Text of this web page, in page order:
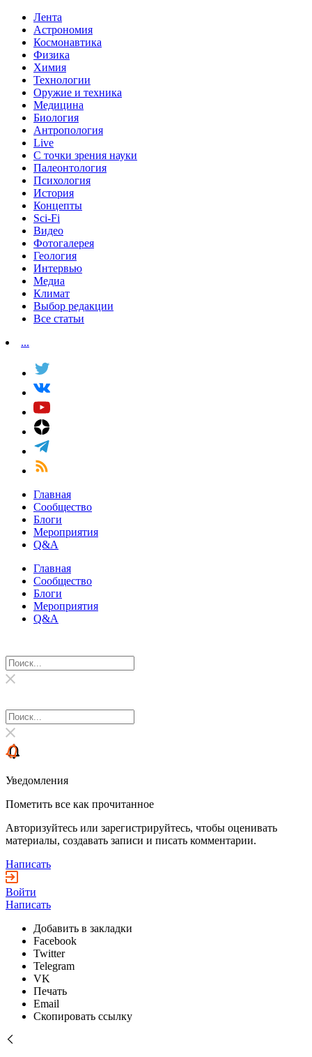
Лента
Астрономия
Космонавтика
Физика
Химия
Технологии
Оружие и техника
Медицина
Биология
Антропология
Live
С точки зрения науки
Палеонтология
Психология
История
Концепты
Sci-Fi
Видео
Фотогалерея
Геология
Интервью
Медиа
Климат
Выбор редакции
Все статьи
...
Главная
Сообщество
Блоги
Мероприятия
Q&A
Главная
Сообщество
Блоги
Мероприятия
Q&A
Уведомления
Пометить все как прочитанное
Авторизуйтесь или зарегистрируйтесь, чтобы оценивать
материалы, создавать записи и писать комментарии.
Написать
Войти
Написать
Добавить в закладки
Facebook
Twitter
Telegram
VK
Печать
Email
Скопировать ссылку